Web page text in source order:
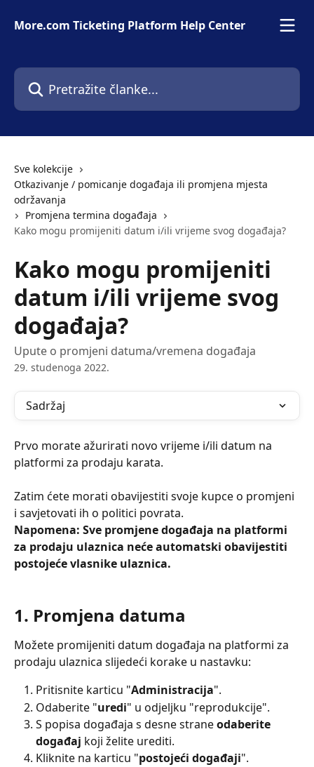
More.com Ticketing Platform Help Center
Pretražite članke...
Sve kolekcije
Otkazivanje / pomicanje događaja ili promjena mjesta
održavanja
Promjena termina događaja
Kako mogu promijeniti datum i/ili vrijeme svog događaja?
Kako mogu promijeniti
datum i/ili vrijeme svog
događaja?
Upute o promjeni datuma/vremena događaja
29. studenoga 2022.
Sadržaj
Prvo morate ažurirati novo vrijeme i/ili datum na
platformi za prodaju karata.
Zatim ćete morati obavijestiti svoje kupce o promjeni
i savjetovati ih o politici povrata.
Napomena: Sve promjene događaja na platformi
za prodaju ulaznica neće automatski obavijestiti
postojeće vlasnike ulaznica.
1. Promjena datuma
Možete promijeniti datum događaja na platformi za
prodaju ulaznica slijedeći korake u nastavku:
Pritisnite karticu "Administracija".
Odaberite "uredi" u odjeljku "reprodukcije".
S popisa događaja s desne strane odaberite
događaj koji želite urediti.
Kliknite na karticu "postojeći događaji".